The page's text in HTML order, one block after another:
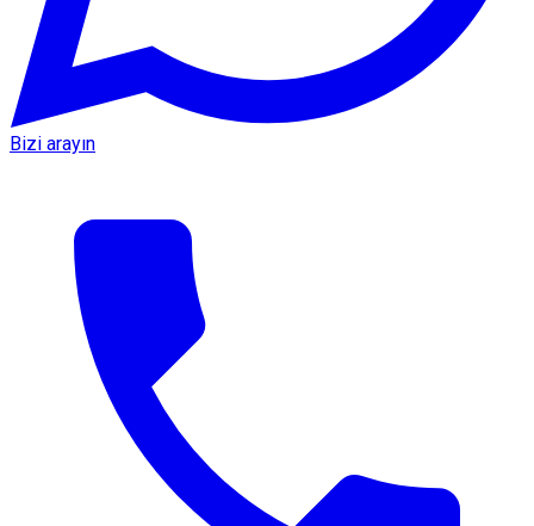
Bizi arayın